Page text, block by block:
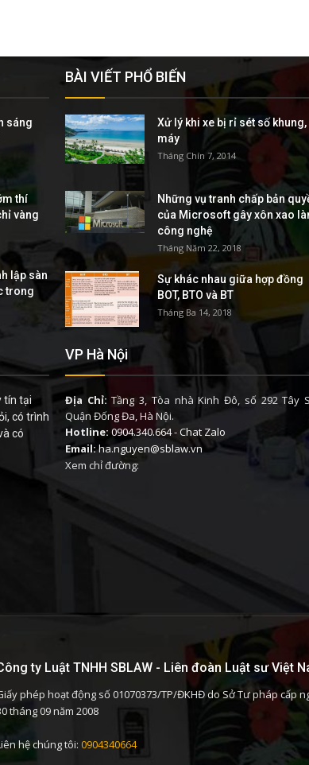
sáng
thí
vàng
lập sàn
trong
tín tại
có trình
có
BÀI VIẾT PHỔ BIẾN
Xử lý khi xe bị rỉ sét số khung,
máy
Tháng Chín 7, 2014
Những vụ tranh chấp bản
của Microsoft gây xôn xao
công nghệ
Tháng Năm 22, 2018
Sự khác nhau giữa hợp đồng
BOT, BTO và BT
Tháng Ba 14, 2018
VP Hà Nội
Địa Chỉ: Tầng 3, Tòa nhà Kinh Đô, số 292 Tây
Quận Đống Đa, Hà Nội.
Hotline: 0904.340.664-Chat Zalo
Email:ha.nguyen@sblaw.vn
Xem chỉ đường:
ty Luật TNHH SBLAW - Liên đoàn Luật sư Việt
phép hoạt động số 01070373/TP/ĐKHĐ do Sở Tư pháp cấp
tháng 09 năm 2008
hệ chúng tôi: 0904340664